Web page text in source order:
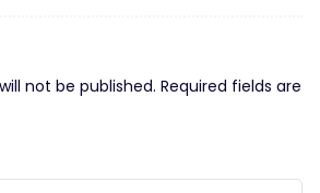
not be published. Required fields are